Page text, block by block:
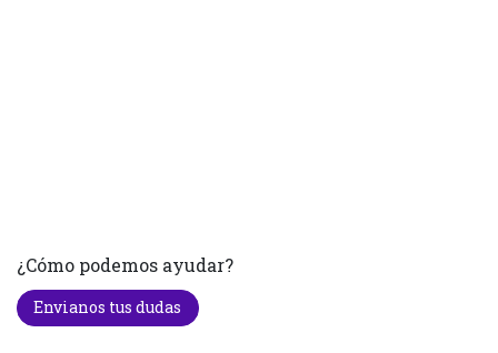
¿Cómo podemos ayudar?
Envianos tus dudas